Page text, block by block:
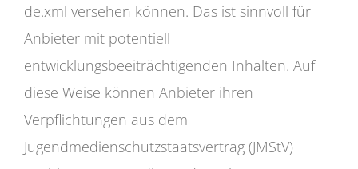
de.xml versehen können. Das ist sinnvoll für
Anbieter mit potentiell
entwicklungsbeeiträchtigenden Inhalten. Auf
diese Weise können Anbieter ihren
Verpflichtungen aus dem
Jugendmedienschutzstaatsvertrag (JMStV)